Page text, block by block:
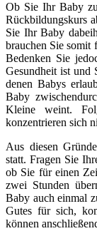
Ob Sie Ihr Baby
Rückbildungskurs
Sie Ihr Baby
brauchen Sie somit
Bedenken Sie
Gesundheit ist und
denen Babys
Baby
Kleine weint.
konzentrieren sich
Aus diesen
statt. Fragen Sie
ob Sie für einen
zwei Stunden
Baby auch einmal
Gutes für sich,
können